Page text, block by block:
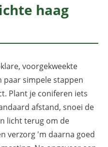
haag
voorgekweekte
simpele stappen
Plant je coniferen iets
afstand, snoei de
licht terug om de
verzorg 'm daarna goed